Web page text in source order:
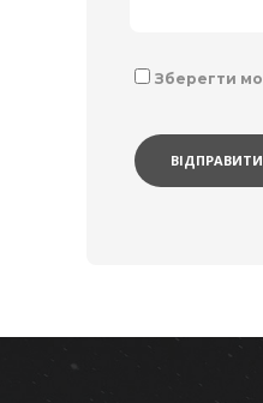
Зберегти